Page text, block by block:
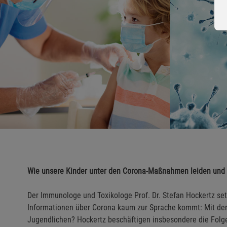
Wie unsere Kinder unter den Corona-Maßnahmen leiden
Der Immunologe und Toxikologe Prof. Dr. Stefan Hockertz
Informationen über Corona kaum zur Sprache kommt: Mit
Jugendlichen? Hockertz beschäftigen insbesondere die